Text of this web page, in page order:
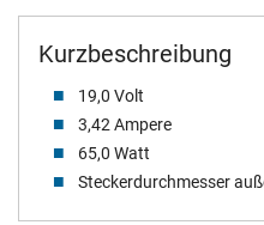
Kurzbeschreibung
19,0 Volt
3,42 Ampere
65,0 Watt
Steckerdurchmesser